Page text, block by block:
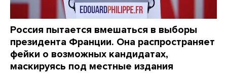
Россия пытается вмешаться в выборы
президента Франции. Она распространяет
фейки о возможных кандидатах,
маскируясь под местные издания